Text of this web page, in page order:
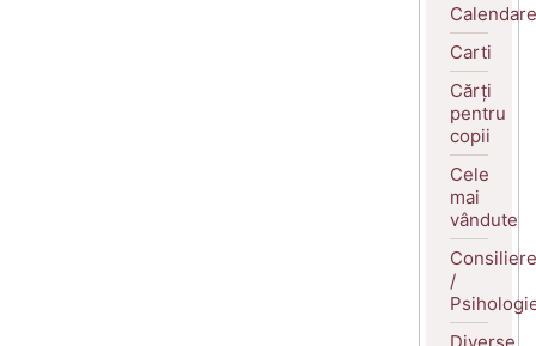
Calendare
Carti
Cărți
pentru
copii
Cele
mai
vândute
Consiliere
/
Diverse